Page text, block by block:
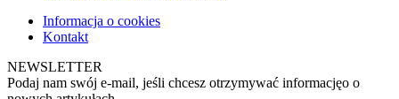
Informacja o cookies
Kontakt
NEWSLETTER
Podaj nam swój e-mail, jeśli chcesz otrzymywać informacjęo o